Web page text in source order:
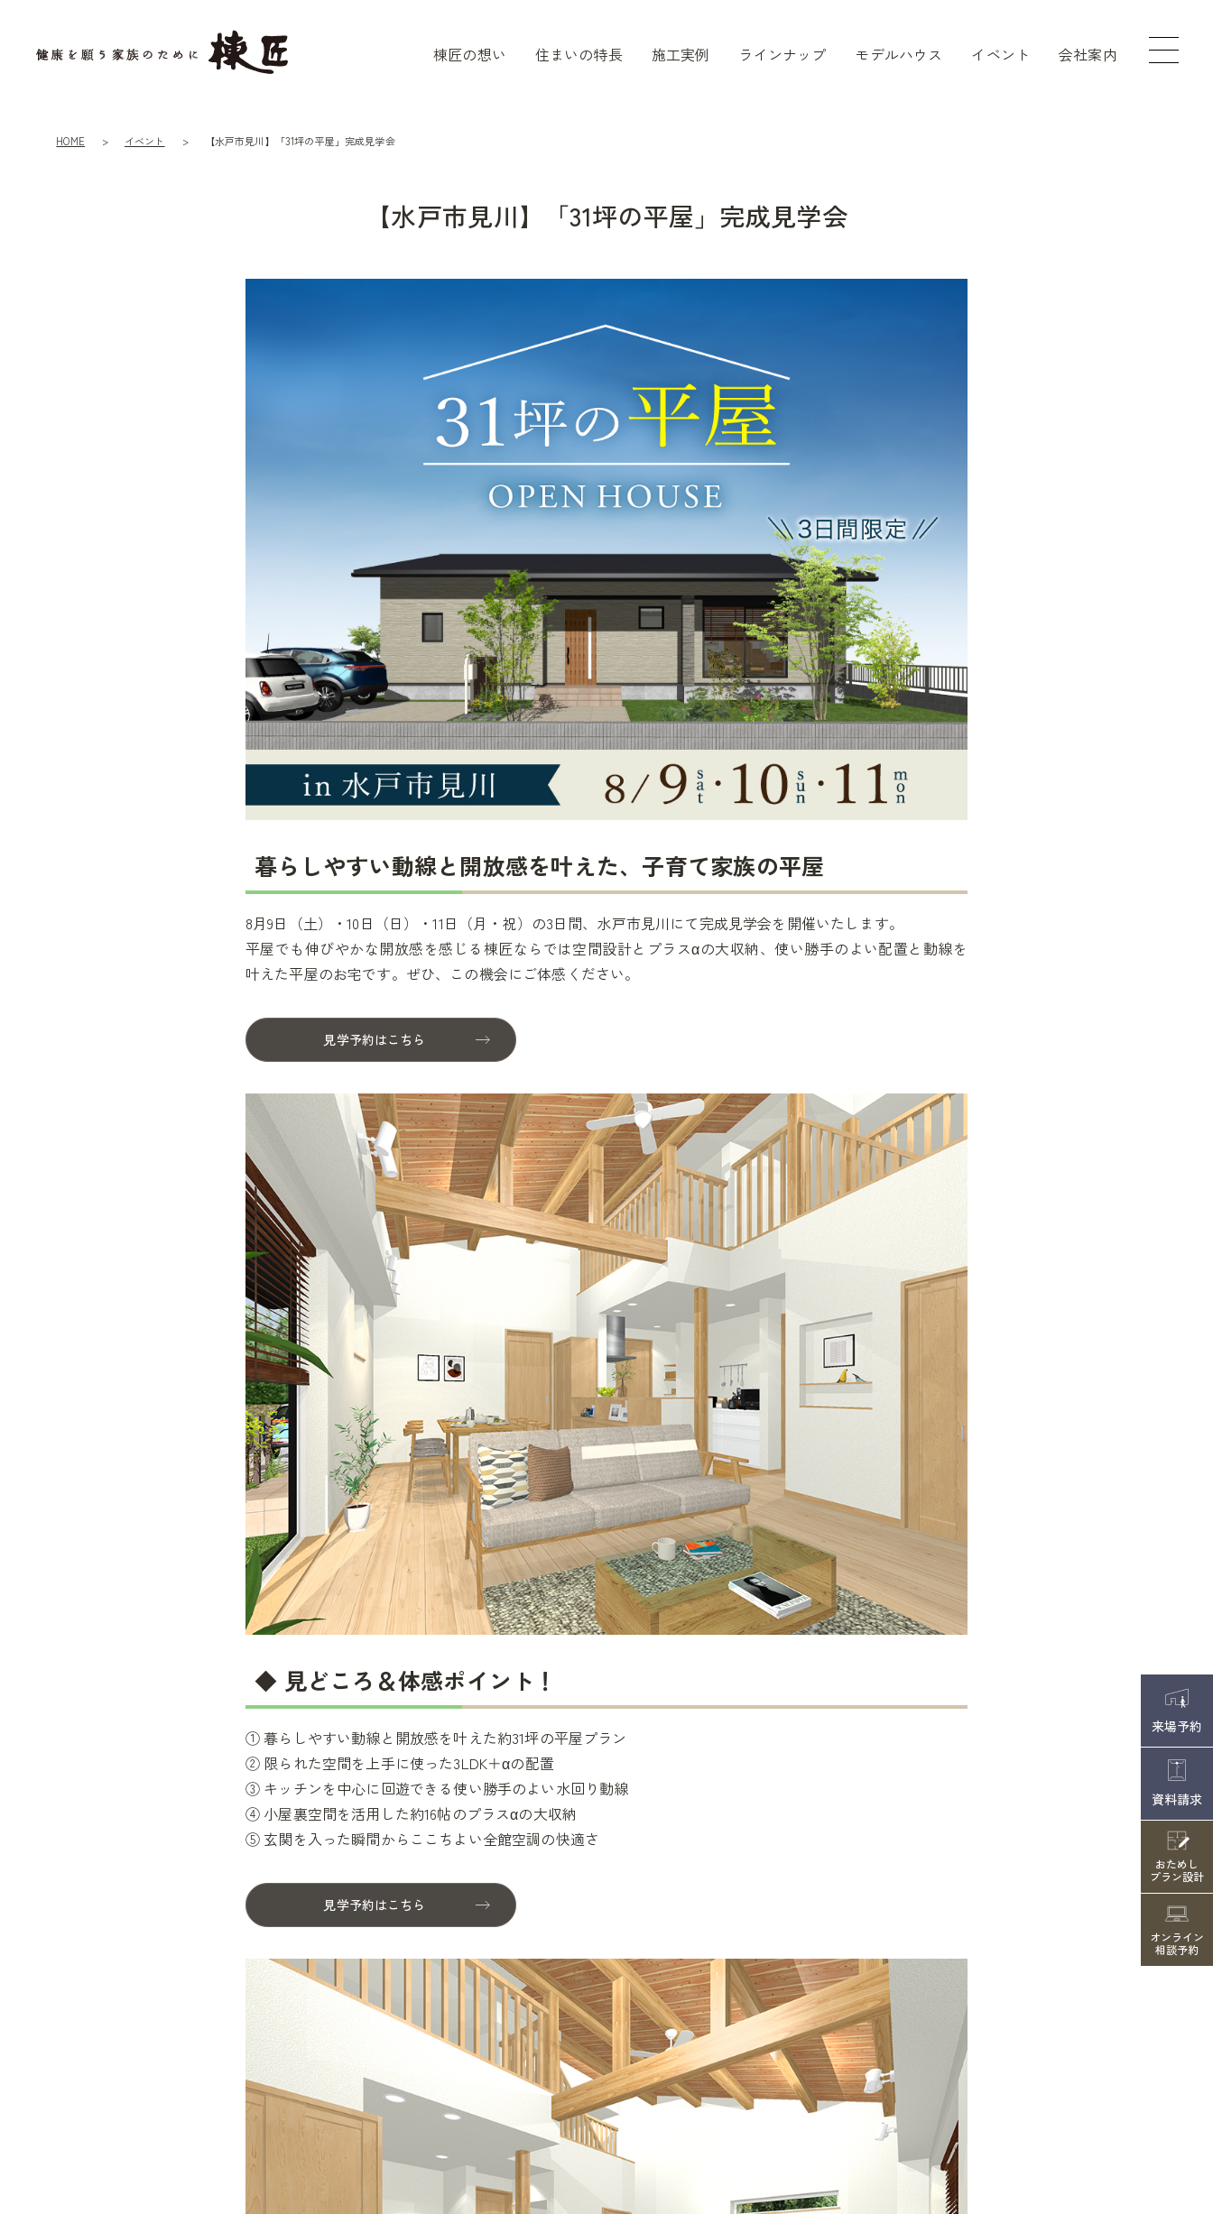
棟匠の想い 住まいの特長 施工実例 ラインナップ モデルハウス イベント 会社案内
HOME イベント 【水戸市見川】「31坪の平屋」完成見学会
【水戸市見川】「31坪の平屋」完成見学会
暮らしやすい動線と開放感を叶えた、子育て家族の平屋
8月9日（土）・10日（日）・11日（月・祝）の3日間、水戸市見川にて完成見学会を開催いたします。
平屋でも伸びやかな開放感を感じる棟匠ならでは空間設計とプラスαの大収納、使い勝手のよい配置と動線を
叶えた平屋のお宅です。ぜひ、この機会にご体感ください。
見学予約はこちら
◆ 見どころ＆体感ポイント！
① 暮らしやすい動線と開放感を叶えた約31坪の平屋プラン
② 限られた空間を上手に使った3LDK＋αの配置
③ キッチンを中心に回遊できる使い勝手のよい水回り動線
④ 小屋裏空間を活用した約16帖のプラスαの大収納
⑤ 玄関を入った瞬間からここちよい全館空調の快適さ
見学予約はこちら
来場予約
資料請求
おためし
プラン設計
オンライン
相談予約